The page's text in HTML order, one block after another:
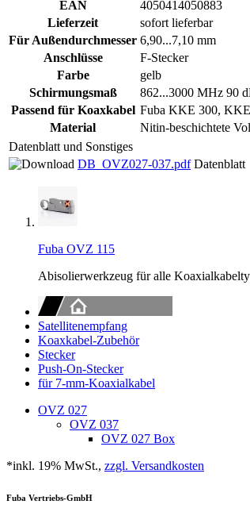
EAN
4050414050883
Lieferzeit
sofort lieferbar
Für Außendurchmesser 6,90...7,10 mm
Anschlüsse
F-Stecker
Farbe
gelb
Schirmungsmaß
862...3000 MHz 90
Passend für Koaxkabel Fuba KKE 300,
Material
Nitin-beschichtete
Datenblatt und Sonstiges
DB_OVZ027-037.pdf Datenblatt
Fuba OVZ 115
Abisolierwerkzeug für alle
Satellitenempfang
Koaxkabel-Zubehör
Stecker
Push-On-Stecker
für 7-mm-Koaxialkabel
OVZ 027
OVZ 037
OVZ 027 Box
*inkl. 19% MwSt., zzgl. Versandkosten
Fuba Vertriebs-GmbH